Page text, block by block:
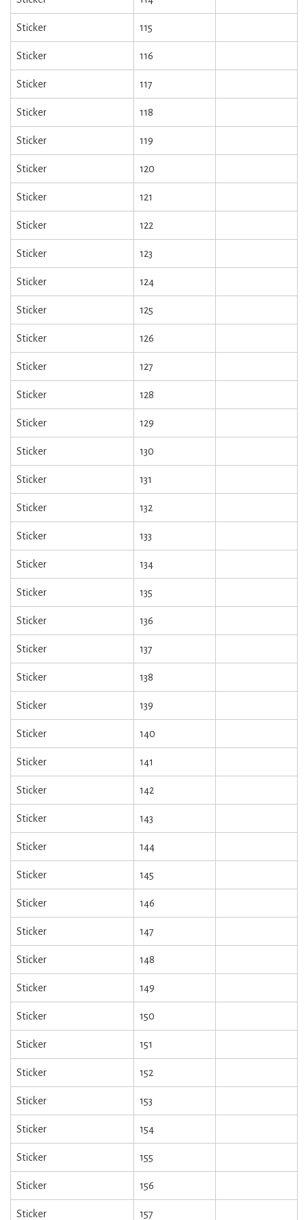
Sticker 115
Sticker 116
Sticker 117
Sticker 118
Sticker 119
Sticker 120
Sticker 121
Sticker 122
Sticker 123
Sticker 124
Sticker 125
Sticker 126
Sticker 127
Sticker 128
Sticker 129
Sticker 130
Sticker 131
Sticker 132
Sticker 133
Sticker 134
Sticker 135
Sticker 136
Sticker 137
Sticker 138
Sticker 139
Sticker 140
Sticker 141
Sticker 142
Sticker 143
Sticker 144
Sticker 145
Sticker 146
Sticker 147
Sticker 148
Sticker 149
Sticker 150
Sticker 151
Sticker 152
Sticker 153
Sticker 154
Sticker 155
Sticker 156
Sticker 157